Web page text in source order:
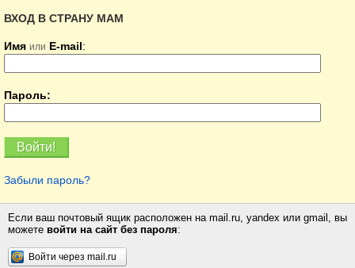
ВХОД В СТРАНУ МАМ
Имя или E-mail:
Пароль:
Забыли пароль?
Если ваш почтовый ящик расположен на mail.ru, yandex или gmail, вы
можете войти на сайт без пароля:
Войти через mail.ru